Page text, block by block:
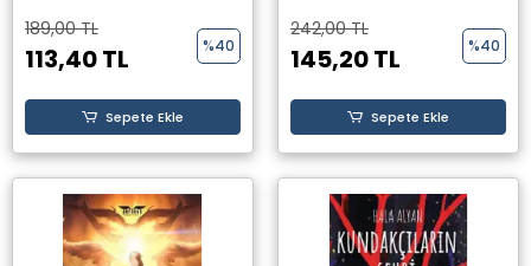
189,00 TL
113,40 TL %40
Sepete Ekle
242,00 TL
145,20 TL %40
Sepete Ekle